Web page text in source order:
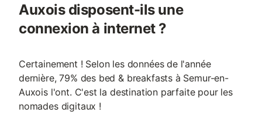
Auxois disposent-ils une
connexion à internet ?
Certainement ! Selon les données de l'année
dernière, 79% des bed & breakfasts à Semur-en-
Auxois l'ont. C'est la destination parfaite pour les
nomades digitaux !